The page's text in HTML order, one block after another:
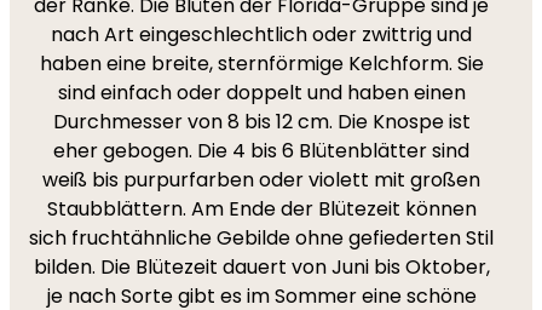
nach Art eingeschlechtlich oder zwittrig und
haben eine breite, sternförmige Kelchform. Sie
sind einfach oder doppelt und haben einen
Durchmesser von 8 bis 12 cm. Die Knospe ist
eher gebogen. Die 4 bis 6 Blütenblätter sind
weiß bis purpurfarben oder violett mit großen
Staubblättern. Am Ende der Blütezeit können
sich fruchtähnliche Gebilde ohne gefiederten Stil
bilden. Die Blütezeit dauert von Juni bis Oktober,
je nach Sorte gibt es im Sommer eine schöne